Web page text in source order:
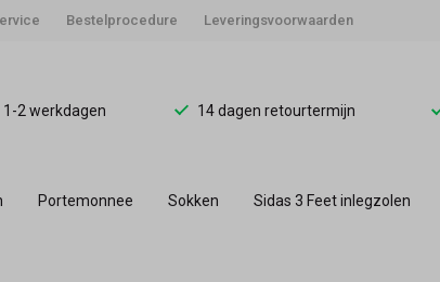
Bestelprocedure Leveringsvoorwaarden
1-2 werkdagen 14 dagen retourtermijn
Portemonnee Sokken Sidas 3 Feet inlegzolen